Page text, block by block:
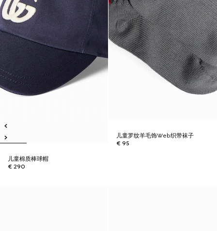
儿童棉质棒球帽
€ 290
儿童罗纹羊毛饰Web织带袜子
€ 95